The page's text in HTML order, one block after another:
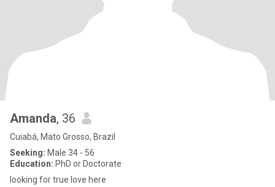
Amanda, 36
Cuiabá, Mato Grosso, Brazil
Seeking: Male 34 - 56
Education: PhD or Doctorate
looking for true love here